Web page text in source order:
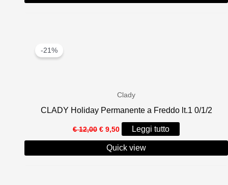
-21%
Clady
CLADY Holiday Permanente a Freddo lt.1 0/1/2
€12,00 Il
prezzo
originale
era:
€ 9,50 Il
prezzo
attuale
è:
Leggi tutto
Quick view